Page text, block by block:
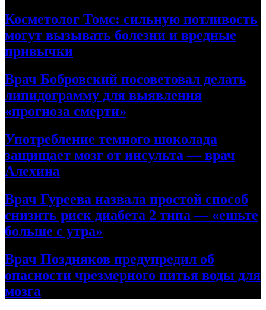
Косметолог Томс: сильную потливость
могут вызывать болезни и вредные
привычки
Врач Бобровский посоветовал делать
липидограмму для выявления
«прогноза смерти»
Употребление темного шоколада
защищает мозг от инсульта — врач
Алехина
Врач Гуреева назвала простой способ
снизить риск диабета 2 типа — «ешьте
больше с утра»
Врач Поздняков предупредил об
опасности чрезмерного питья воды для
мозга